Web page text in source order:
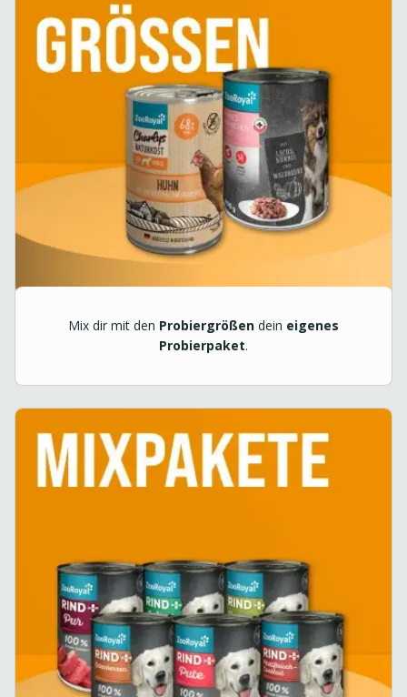
Mix dir mit den Probiergrößen dein eigenes
Probierpaket.